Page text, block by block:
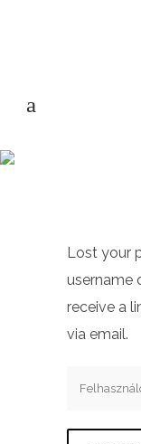
Lost your
username
receive a
via email.